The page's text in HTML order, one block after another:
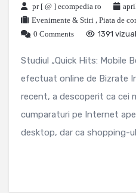
pr [ @ ] ecompedia ro
Evenimente & Stiri , Piata de
0 Comments
1391
Studiul „Quick Hits: Mobile
efectuat online de Bizrate
recent, a descoperit ca cei
cumparaturi pe Internet
desktop, dar ca shopping-ul